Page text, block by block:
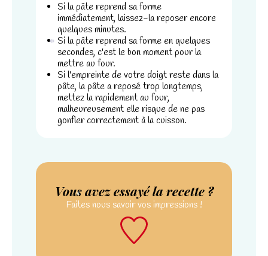
Si la pâte reprend sa forme
immédiatement, laissez-la reposer encore
quelques minutes.
Si la pâte reprend sa forme en quelques
secondes, c'est le bon moment pour la
mettre au four.
Si l'empreinte de votre doigt reste dans la
pâte, la pâte a reposé trop longtemps,
mettez la rapidement au four,
malheureusement elle risque de ne pas
gonfler correctement à la cuisson.
Vous avez essayé la recette ?
Faites nous savoirvos impressions !
*